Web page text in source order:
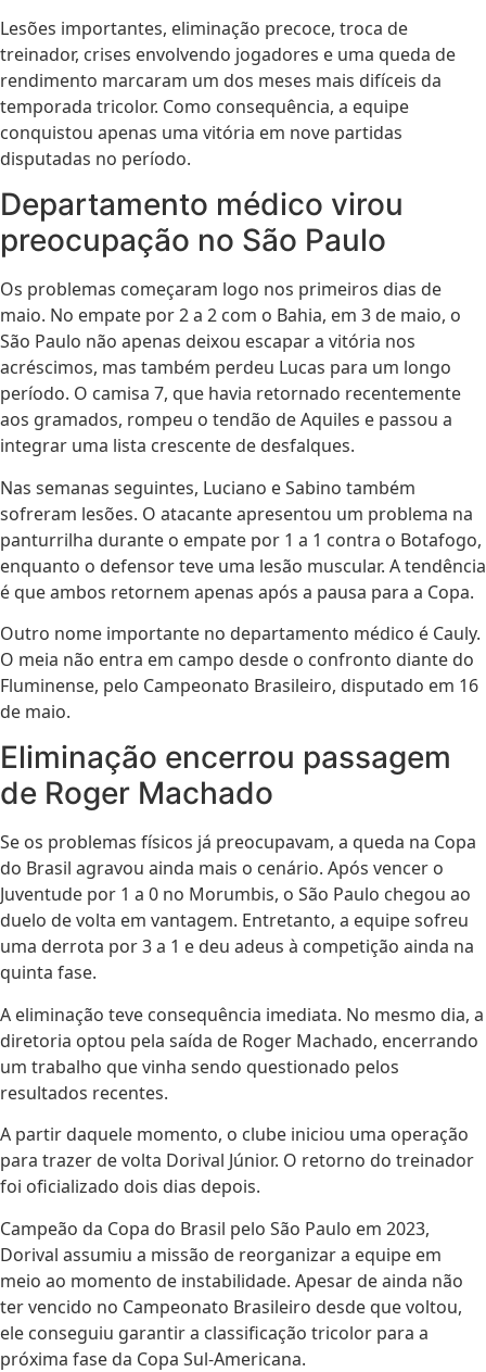
Lesões importantes, eliminação precoce, troca de
treinador, crises envolvendo jogadores e uma queda de
rendimento marcaram um dos meses mais difíceis da
temporada tricolor. Como consequência, a equipe
conquistou apenas uma vitória em nove partidas
disputadas no período.
Departamento médico virou
preocupação no São Paulo
Os problemas começaram logo nos primeiros dias de
maio. No empate por 2 a 2 com o Bahia, em 3 de maio, o
São Paulo não apenas deixou escapar a vitória nos
acréscimos, mas também perdeu Lucas para um longo
período. O camisa 7, que havia retornado recentemente
aos gramados, rompeu o tendão de Aquiles e passou a
integrar uma lista crescente de desfalques.
Nas semanas seguintes, Luciano e Sabino também
sofreram lesões. O atacante apresentou um problema na
panturrilha durante o empate por 1 a 1 contra o Botafogo,
enquanto o defensor teve uma lesão muscular. A tendência
é que ambos retornem apenas após a pausa para a Copa.
Outro nome importante no departamento médico é Cauly.
O meia não entra em campo desde o confronto diante do
Fluminense, pelo Campeonato Brasileiro, disputado em 16
de maio.
Eliminação encerrou passagem
de Roger Machado
Se os problemas físicos já preocupavam, a queda na Copa
do Brasil agravou ainda mais o cenário. Após vencer o
Juventude por 1 a 0 no Morumbis, o São Paulo chegou ao
duelo de volta em vantagem. Entretanto, a equipe sofreu
uma derrota por 3 a 1 e deu adeus à competição ainda na
quinta fase.
A eliminação teve consequência imediata. No mesmo dia, a
diretoria optou pela saída de Roger Machado, encerrando
um trabalho que vinha sendo questionado pelos
resultados recentes.
A partir daquele momento, o clube iniciou uma operação
para trazer de volta Dorival Júnior. O retorno do treinador
foi oficializado dois dias depois.
Campeão da Copa do Brasil pelo São Paulo em 2023,
Dorival assumiu a missão de reorganizar a equipe em
meio ao momento de instabilidade. Apesar de ainda não
ter vencido no Campeonato Brasileiro desde que voltou,
ele conseguiu garantir a classificação tricolor para a
próxima fase da Copa Sul-Americana.